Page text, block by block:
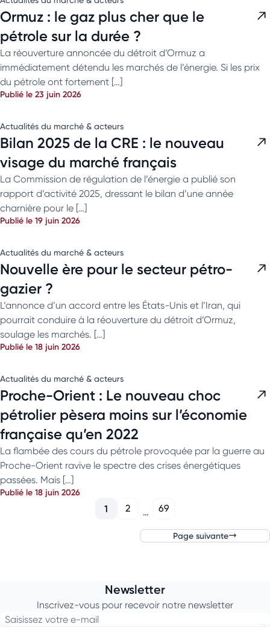
Ormuz : le gaz plus cher que le
pétrole sur la durée ?
La réouverture annoncée du détroit d’Ormuz a
immédiatement détendu les marchés de l’énergie. Si les prix
du pétrole ont fortement […]
Publié le 23 juin 2026
Actualités du marché & acteurs
Bilan 2025 de la CRE : le nouveau
visage du marché français
La Commission de régulation de l’énergie a publié son
rapport d’activité 2025, dressant le bilan d’une année
charnière pour le […]
Publié le 19 juin 2026
Actualités du marché & acteurs
Nouvelle ère pour le secteur pétro-
gazier ?
L’annonce d’un accord entre les États-Unis et l’Iran, qui
pourrait conduire à la réouverture du détroit d’Ormuz,
soulage les marchés. […]
Publié le 18 juin 2026
Actualités du marché & acteurs
Proche-Orient : Le nouveau choc
pétrolier pèsera moins sur l’économie
française qu’en 2022
La flambée des cours du pétrole provoquée par la guerre au
Proche-Orient ravive le spectre des crises énergétiques
passées. Mais […]
Publié le 18 juin 2026
Page suivante
1 2 … 69
Newsletter
Inscrivez-vous pour recevoir notre newsletter
Saisissez votre e-mail